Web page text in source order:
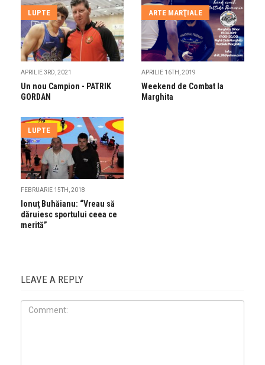
LUPTE
APRILIE 3RD, 2021
Un nou Campion - PATRIK
GORDAN
ARTE MARŢIALE
APRILIE 16TH, 2019
Weekend de Combat la
Marghita
LUPTE
FEBRUARIE 15TH, 2018
Ionuţ Buhăianu: “Vreau să
dăruiesc sportului ceea ce
merită”
LEAVE A REPLY